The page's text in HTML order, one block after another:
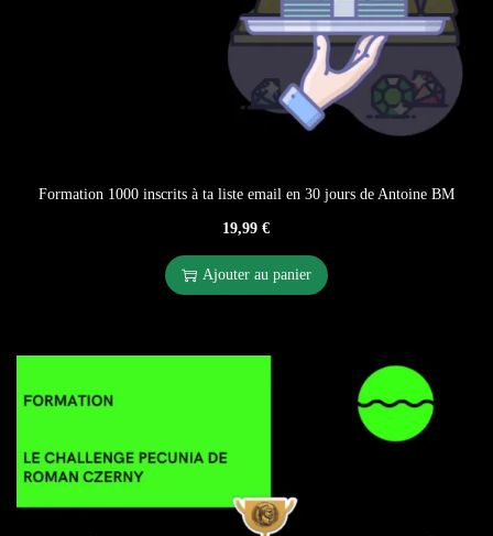
Formation 1000 inscrits à ta liste email en 30 jours de Antoine BM
19,99€
Ajouter au panier